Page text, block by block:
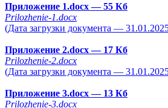
Приложение 1.docx— 55 Кб
Prilozhenie-1.docx
(Дата загрузки документа —
Приложение 2.docx— 17 Кб
Prilozhenie-2.docx
(Дата загрузки документа —
Приложение 3.docx— 13 Кб
Prilozhenie-3.docx